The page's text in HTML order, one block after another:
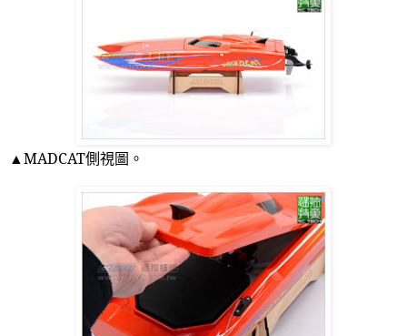
▲MADCAT側視圖。